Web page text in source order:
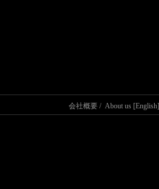
会社概要 / About us [English]